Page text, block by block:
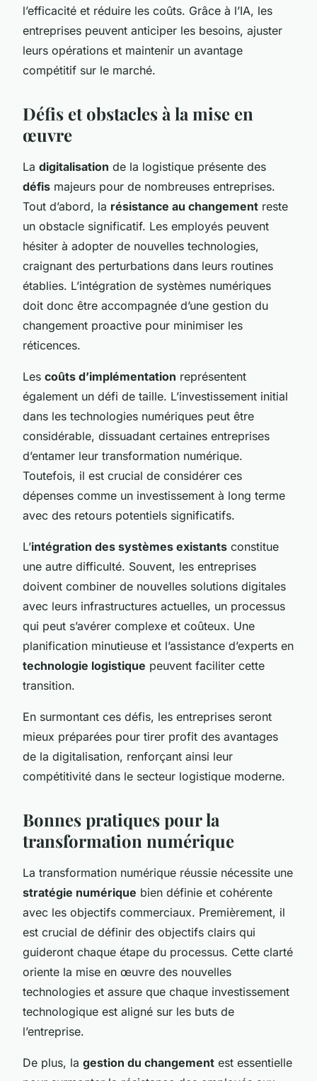
l’efficacité et réduire les coûts. Grâce à l’IA, les
entreprises peuvent anticiper les besoins, ajuster
leurs opérations et maintenir un avantage
compétitif sur le marché.
Défis et obstacles à la mise en
œuvre
La digitalisation de la logistique présente des
défis majeurs pour de nombreuses entreprises.
Tout d’abord, la résistance au changement reste
un obstacle significatif. Les employés peuvent
hésiter à adopter de nouvelles technologies,
craignant des perturbations dans leurs routines
établies. L’intégration de systèmes numériques
doit donc être accompagnée d’une gestion du
changement proactive pour minimiser les
réticences.
Les coûts d’implémentation représentent
également un défi de taille. L’investissement initial
dans les technologies numériques peut être
considérable, dissuadant certaines entreprises
d’entamer leur transformation numérique.
Toutefois, il est crucial de considérer ces
dépenses comme un investissement à long terme
avec des retours potentiels significatifs.
L’intégration des systèmes existants constitue
une autre difficulté. Souvent, les entreprises
doivent combiner de nouvelles solutions digitales
avec leurs infrastructures actuelles, un processus
qui peut s’avérer complexe et coûteux. Une
planification minutieuse et l’assistance d’experts en
technologie logistique peuvent faciliter cette
transition.
En surmontant ces défis, les entreprises seront
mieux préparées pour tirer profit des avantages
de la digitalisation, renforçant ainsi leur
compétitivité dans le secteur logistique moderne.
Bonnes pratiques pour la
transformation numérique
La transformation numérique réussie nécessite une
stratégie numérique bien définie et cohérente
avec les objectifs commerciaux. Premièrement, il
est crucial de définir des objectifs clairs qui
guideront chaque étape du processus. Cette clarté
oriente la mise en œuvre des nouvelles
technologies et assure que chaque investissement
technologique est aligné sur les buts de
l’entreprise.
De plus, la gestion du changement est essentielle